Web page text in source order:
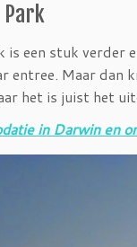
Park
is een stuk
entree. Maar dan
het is juist het
in Darwin en